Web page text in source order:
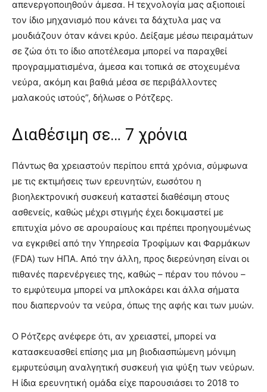
απενεργοποιηθούν άμεσα. Η τεχνολογία μας αξιοποιεί
τον ίδιο μηχανισμό που κάνει τα δάχτυλα μας να
μουδιάζουν όταν κάνει κρύο. Δείξαμε μέσω πειραμάτων
σε ζώα ότι το ίδιο αποτέλεσμα μπορεί να παραχθεί
προγραμματισμένα, άμεσα και τοπικά σε στοχευμένα
νεύρα, ακόμη και βαθιά μέσα σε περιβάλλοντες
μαλακούς ιστούς”, δήλωσε ο Ρότζερς.
Διαθέσιμη σε… 7 χρόνια
Πάντως θα χρειαστούν περίπου επτά χρόνια, σύμφωνα
με τις εκτιμήσεις των ερευνητών, εωσότου η
βιοηλεκτρονική συσκευή καταστεί διαθέσιμη στους
ασθενείς, καθώς μέχρι στιγμής έχει δοκιμαστεί με
επιτυχία μόνο σε αρουραίους και πρέπει προηγουμένως
να εγκριθεί από την Υπηρεσία Τροφίμων και Φαρμάκων
(FDA) των ΗΠΑ. Από την άλλη, προς διερεύνηση είναι οι
πιθανές παρενέργειες της, καθώς – πέραν του πόνου –
το εμφύτευμα μπορεί να μπλοκάρει και άλλα σήματα
που διαπερνούν τα νεύρα, όπως της αφής και των μυών.
Ο Ρότζερς ανέφερε ότι, αν χρειαστεί, μπορεί να
κατασκευασθεί επίσης μια μη βιοδιασπώμενη μόνιμη
εμφυτεύσιμη αναλγητική συσκευή για ψύξη των νεύρων.
Η ίδια ερευνητική ομάδα είχε παρουσιάσει το 2018 το